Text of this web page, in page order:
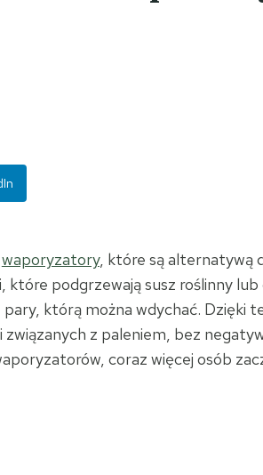
waporyzatory, które są alternatywą
które podgrzewają susz roślinny lub
którą można wdychać. Dzięki
z paleniem, bez
coraz więcej osób